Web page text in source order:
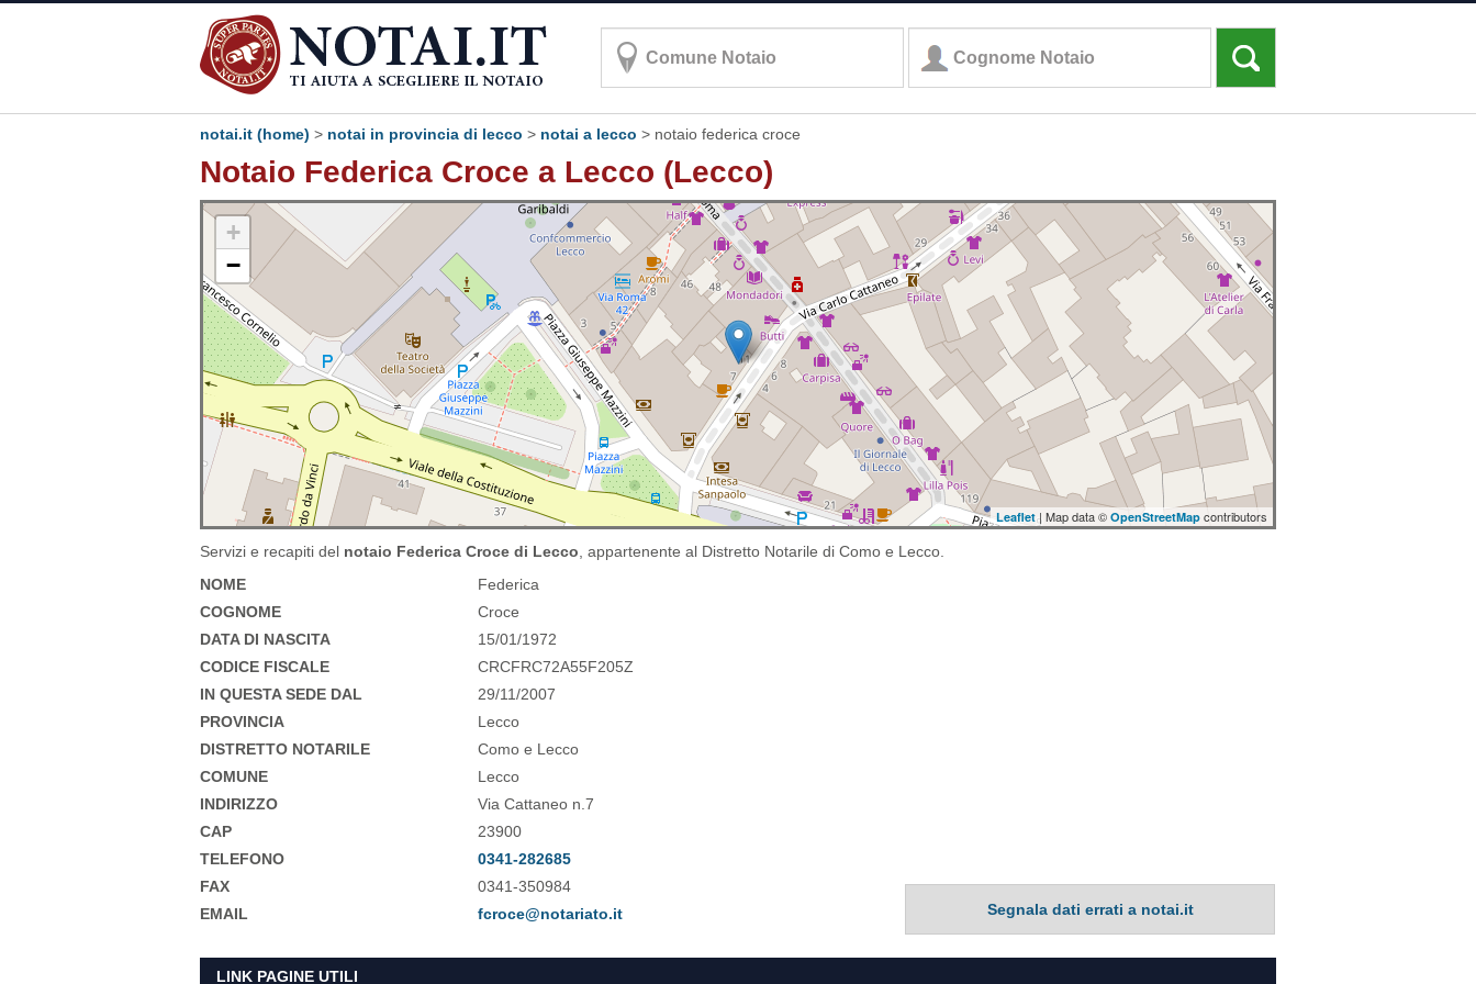
notai.it (home) > notai in provincia di lecco > notai a lecco > notaio federica croce
Notaio Federica Croce a Lecco (Lecco)
+
−
Leaflet| Map data © OpenStreetMap contributors
Servizi e recapiti del notaio Federica Croce di Lecco , appartenente al Distretto Notarile di Como e Lecco.
NOME
Federica
COGNOME
Croce
DATA DI NASCITA
15/01/1972
CODICE FISCALE
CRCFRC72A55F205Z
IN QUESTA SEDE DAL
29/11/2007
PROVINCIA
Lecco
DISTRETTO NOTARILE
Como e Lecco
COMUNE
Lecco
INDIRIZZO
Via Cattaneo n.7
CAP
23900
TELEFONO
0341-282685
FAX
0341-350984
EMAIL
fcroce@notariato.it Segnala dati errati a notai.it
LINK PAGINE UTILI